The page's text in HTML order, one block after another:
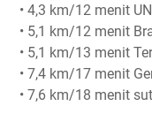
• 4,3 km/12 menit
• 5,1 km/12 menit
• 5,1 km/13 menit
• 7,4 km/17 menit
• 7,6 km/18 menit